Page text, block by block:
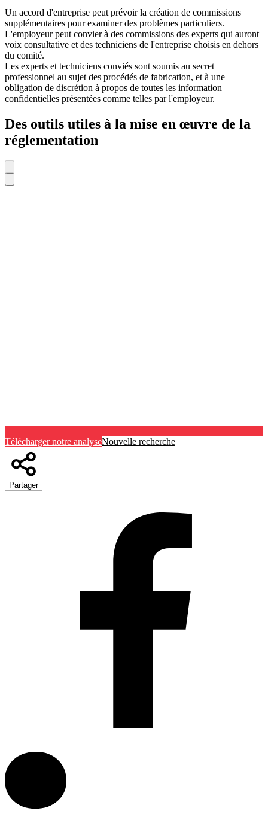
Un accord d'entreprise peut prévoir la création de commissions
supplémentaires pour examiner des problèmes particuliers.
L'employeur peut convier à des commissions des experts qui auront
voix consultative et des techniciens de l'entreprise choisis en dehors
du comité.
Les experts et techniciens conviés sont soumis au secret
professionnel au sujet des procédés de fabrication, et à une
obligation de discrétion à propos de toutes les information
confidentielles présentées comme telles par l'employeur.
Des outils utiles à la mise en œuvre de la
réglementation
Télécharger notre analyseNouvelle recherche
Partager